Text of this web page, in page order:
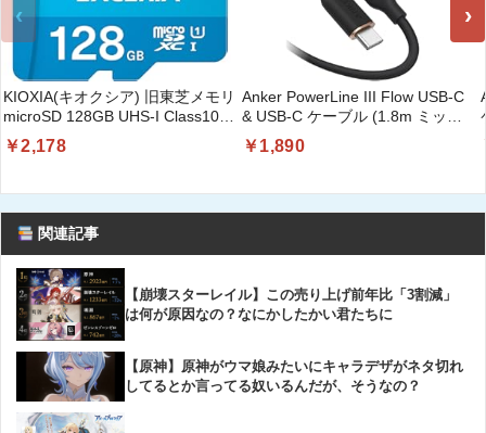
‹
KIOXIA(キオクシア) 旧東芝メモリ
microSD 128GB UHS-I Class10
(最大読出速度100MB/s) Nintendo
Switch動作確認済 国内サポート正
KLMEA128G
￥2,178
Anker PowerLine III Flow USB-C
& USB-C ケーブル (1.8m ミッド
ナイトブラ) | Anker絡まないケー
ブル 240W 結束バンド付き USB
17 / 16 / 15 / Galaxy iPad Pro
MacBook Pro/Air 各種対応
￥1,890
›
関連記事
【崩壊スターレイル】この売り上げ前年比「3割減」
は何が原因なの？なにかしたかい君たちに
【原神】原神がウマ娘みたいにキャラデザがネタ切れ
してるとか言ってる奴いるんだが、そうなの？